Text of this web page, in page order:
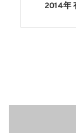
2014年